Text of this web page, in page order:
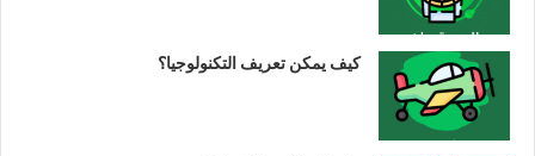
كيف يمكن تعريف التكنولوجيا؟